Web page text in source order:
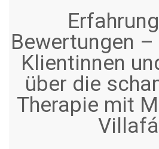
Bewertungen
Klientinnen
über die
Therapie mit